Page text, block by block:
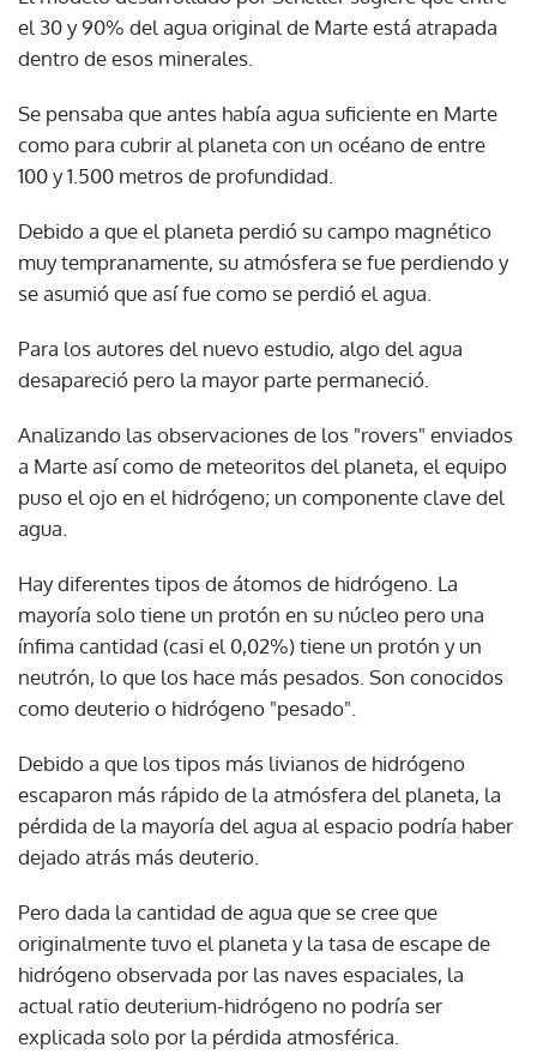
el 30 y 90% del agua original de Marte está atrapada
dentro de esos minerales.
Se pensaba que antes había agua suficiente en Marte
como para cubrir al planeta con un océano de entre
100 y 1.500 metros de profundidad.
Debido a que el planeta perdió su campo magnético
muy tempranamente, su atmósfera se fue perdiendo y
se asumió que así fue como se perdió el agua.
Para los autores del nuevo estudio, algo del agua
desapareció pero la mayor parte permaneció.
Analizando las observaciones de los "rovers" enviados
a Marte así como de meteoritos del planeta, el equipo
puso el ojo en el hidrógeno; un componente clave del
agua.
Hay diferentes tipos de átomos de hidrógeno. La
mayoría solo tiene un protón en su núcleo pero una
ínfima cantidad (casi el 0,02%) tiene un protón y un
neutrón, lo que los hace más pesados. Son conocidos
como deuterio o hidrógeno "pesado".
Debido a que los tipos más livianos de hidrógeno
escaparon más rápido de la atmósfera del planeta, la
pérdida de la mayoría del agua al espacio podría haber
dejado atrás más deuterio.
Pero dada la cantidad de agua que se cree que
originalmente tuvo el planeta y la tasa de escape de
hidrógeno observada por las naves espaciales, la
actual ratio deuterium-hidrógeno no podría ser
explicada solo por la pérdida atmosférica.